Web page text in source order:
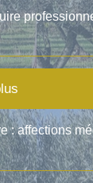
: affections